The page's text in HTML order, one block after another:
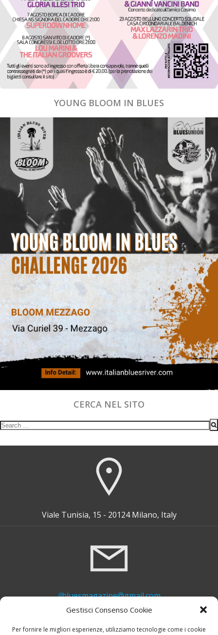
Gestisci Consenso Cookie
Per fornire le migliori esperienze, utilizziamo tecnologie come i cookie
YOUNG BLOOM IN BLUES
CERCA NEL SITO
Search
Viale Tunisia, 15 - 20124 Milano, Italy
ilbluesmagazine@gmail.com